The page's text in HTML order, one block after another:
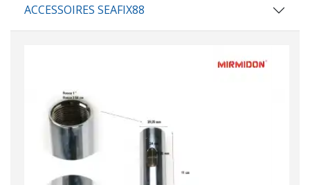
ACCESSOIRES SEAFIX88